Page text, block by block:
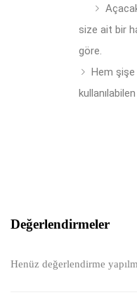
size ait bir
göre.
Hem şişe
Değerlendirmeler
Henüz değerlendirme